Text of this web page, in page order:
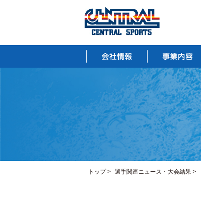
トップ> 選手関連ニュース・大会結果 >